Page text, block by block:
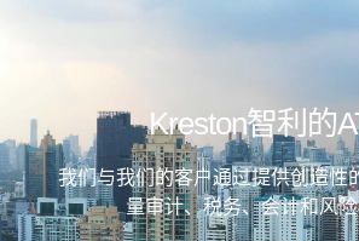
Kreston智利的
我们与我们的客户通过提供创造性
量审计、税务、会计和风